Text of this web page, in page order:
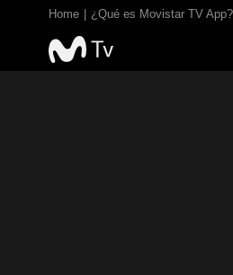
Home ¿Qué es Movistar TV App?